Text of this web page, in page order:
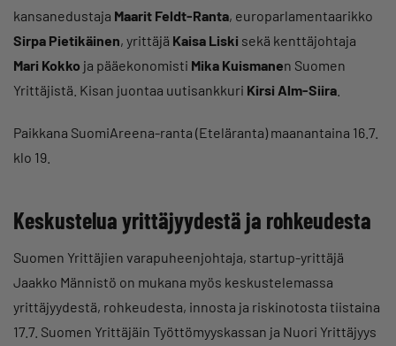
kansanedustaja Maarit Feldt-Ranta, europarlamentaarikko
Sirpa Pietikäinen, yrittäjä Kaisa Liski sekä kenttäjohtaja
Mari Kokko ja pääekonomisti Mika Kuismanen Suomen
Yrittäjistä. Kisan juontaa uutisankkuri Kirsi Alm-Siira
Paikkana SuomiAreena-ranta (Eteläranta) maanantaina 16.7.
klo 19.
Keskustelua yrittäjyydestä ja rohkeudesta
Suomen Yrittäjien varapuheenjohtaja, startup-yrittäjä
Jaakko Männistö on mukana myös keskustelemassa
yrittäjyydestä, rohkeudesta, innosta ja riskinotosta tiistaina
17.7. Suomen Yrittäjäin Työttömyyskassan ja Nuori Yrittäjyys